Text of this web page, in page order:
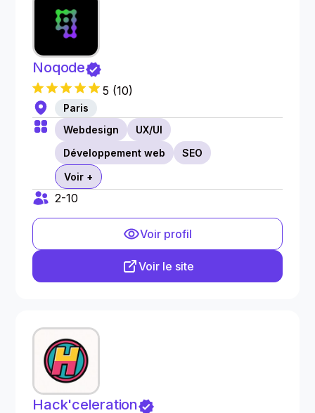
Noqode
5 (10)
Paris
Webdesign
UX/UI
Développement web
SEO
Voir +
2-10
Voir profil
Voir le site
Hack'celeration